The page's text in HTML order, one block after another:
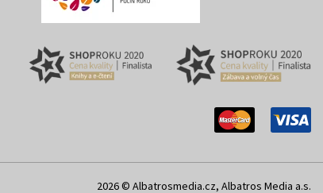
2026 © Albatrosmedia.cz, Albatros Media a.s.